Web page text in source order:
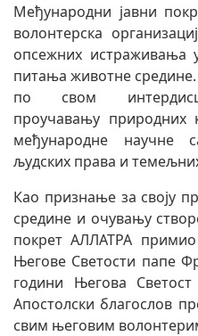
Међународни јавни
волонтерска
опсежних истраживања
питања животне
по свом
проучавању природних
међународне научне
људских права и
Као признање за своју
средине и очувању
покрет АЛЛАТРА примио
Његове Светости папе
години Његова
Апостолски благослов
свим његовим